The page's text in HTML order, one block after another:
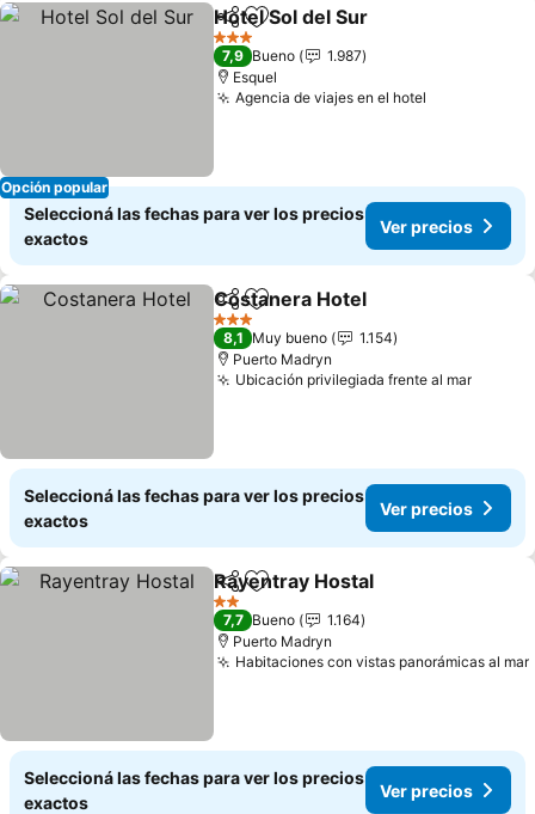
Opción popular
CompartirAñadir a favoritos
Hotel Sol del Sur
3 Estrellas
7,9 Bueno
1.987
Esquel
Agencia de viajes en el hotel
Seleccioná las fechas para ver los precios
exactos
Ver precios
CompartirAñadir a favoritos
Costanera Hotel
3 Estrellas
8,1 Muy bueno
1.154
Puerto Madryn
Ubicación privilegiada frente al mar
Seleccioná las fechas para ver los precios
exactos
Ver precios
CompartirAñadir a favoritos
Rayentray Hostal
2 Estrellas
7,7 Bueno
1.164
Puerto Madryn
Habitaciones con vistas panorámicas al mar
Seleccioná las fechas para ver los precios
exactos
Ver precios